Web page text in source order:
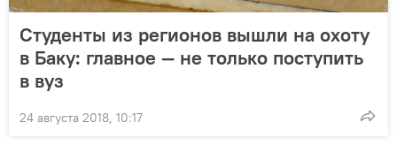
Студенты из регионов вышли на охоту
в Баку: главное — не только поступить
в вуз
24 августа 2018, 10:17